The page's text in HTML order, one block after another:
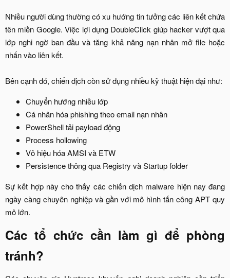
Nhiều người dùng thường có xu hướng tin tưởng các liên kết chứa
tên miền Google. Việc lợi dụng DoubleClick giúp hacker vượt qua
lớp nghi ngờ ban đầu và tăng khả năng nạn nhân mở file hoặc
nhấn vào liên kết.
Bên cạnh đó, chiến dịch còn sử dụng nhiều kỹ thuật hiện đại như:​
Chuyển hướng nhiều lớp​
Cá nhân hóa phishing theo email nạn nhân​
PowerShell tải payload động​
Process hollowing​
Vô hiệu hóa AMSI và ETW​
Persistence thông qua Registry và Startup folder​
Sự kết hợp này cho thấy các chiến dịch malware hiện nay đang
ngày càng chuyên nghiệp và gần với mô hình tấn công APT quy
mô lớn.​
Các tổ chức cần làm gì để phòng
tránh?​